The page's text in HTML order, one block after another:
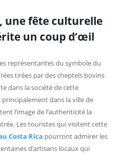
une fête culturelle
un coup d’œil
représentantes du symbole du
tirées par des cheptels bovins
dans la société de cette
dans la ville de
l’image de l’authenticité la
Les touristes qui visitent cette
Costa Rica pourront admirer les
d’artisans locaux qui